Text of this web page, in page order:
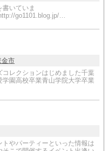
いていま
go1101.blog.jp/…
金市
コレクションはじめました千葉
園高校卒業青山学院大学卒業
やパーティーといった情報は